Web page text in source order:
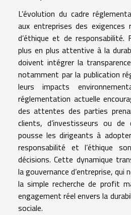
L’évolution du cadre
aux entreprises des exigences
d’éthique et de responsabilité.
plus en plus attentive à la
doivent intégrer la
notamment par la publication
leurs impacts
réglementation actuelle
des attentes des parties
clients, d’investisseurs ou de
pousse les dirigeants à
responsabilité et l’éthique
décisions. Cette dynamique
la gouvernance d’entreprise, qui
la simple recherche de profit
engagement réel envers la
sociale.